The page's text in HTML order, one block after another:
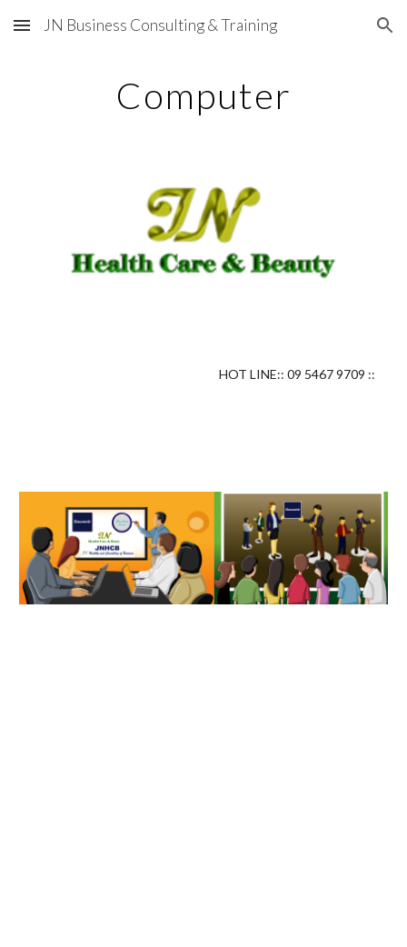
Skip to main content Skip to navigation
JN Business Consulting & Training
Computer
HOT LINE:: 09 5467 9709 ::